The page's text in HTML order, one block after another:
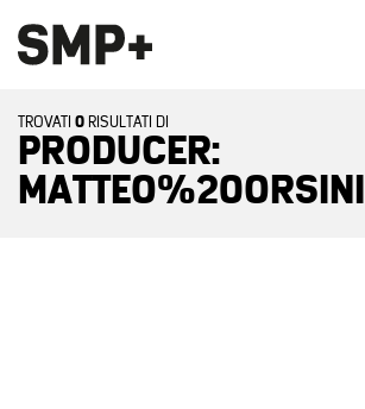
TROVATI 0 RISULTATI DI
PRODUCER:
MATTEO%20ORSINI